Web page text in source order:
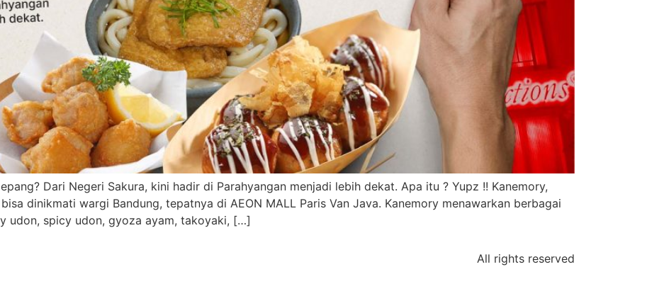
Dari Negeri Sakura, kini hadir di Parahyangan menjadi lebih dekat. Apa itu ? Yupz !! Kanemory,
dinikmati wargi Bandung, tepatnya di AEON MALL Paris Van Java. Kanemory menawarkan berbagai
udon, spicy udon, gyoza ayam, takoyaki, […]
All rights reserved